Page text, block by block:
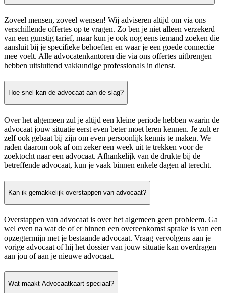
Zoveel mensen, zoveel wensen! Wij adviseren altijd om via ons
verschillende offertes op te vragen. Zo ben je niet alleen verzekerd
van een gunstig tarief, maar kun je ook nog eens iemand zoeken die
aansluit bij je specifieke behoeften en waar je een goede connectie
mee voelt. Alle advocatenkantoren die via ons offertes uitbrengen
hebben uitsluitend vakkundige professionals in dienst.
Hoe snel kan de advocaat aan de slag?
Over het algemeen zul je altijd een kleine periode hebben waarin de
advocaat jouw situatie eerst even beter moet leren kennen. Je zult er
zelf ook gebaat bij zijn om even persoonlijk kennis te maken. We
raden daarom ook af om zeker een week uit te trekken voor de
zoektocht naar een advocaat. Afhankelijk van de drukte bij de
betreffende advocaat, kun je vaak binnen enkele dagen al terecht.
Kan ik gemakkelijk overstappen van advocaat?
Overstappen van advocaat is over het algemeen geen probleem. Ga
wel even na wat de of er binnen een overeenkomst sprake is van een
opzegtermijn met je bestaande advocaat. Vraag vervolgens aan je
vorige advocaat of hij het dossier van jouw situatie kan overdragen
aan jou of aan je nieuwe advocaat.
Wat maakt Advocaatkaart speciaal?